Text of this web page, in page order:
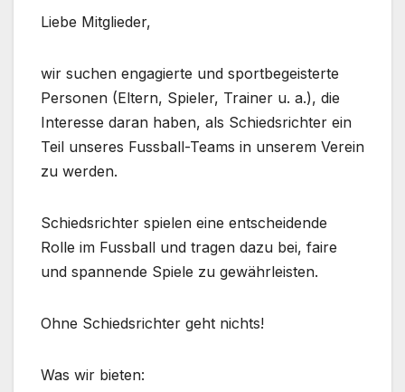
Liebe Mitglieder,
wir suchen engagierte und sportbegeisterte
Personen (Eltern, Spieler, Trainer u. a.), die
Interesse daran haben, als Schiedsrichter ein
Teil unseres Fussball-Teams in unserem Verein
zu werden.
Schiedsrichter spielen eine entscheidende
Rolle im Fussball und tragen dazu bei, faire
und spannende Spiele zu gewährleisten.
Ohne Schiedsrichter geht nichts!
Was wir bieten: